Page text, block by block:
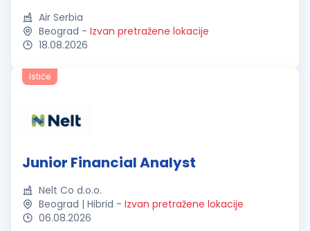
Air Serbia
Beograd - Izvan pretražene lokacije
18.08.2026
Ističe
Junior Financial Analyst
Nelt Co d.o.o.
Beograd | Hibrid - Izvan pretražene lokacije
06.08.2026